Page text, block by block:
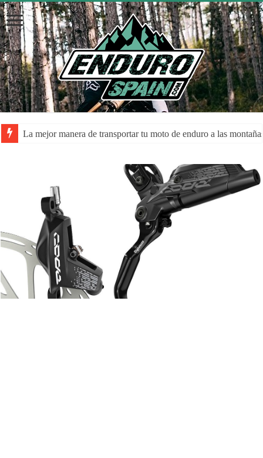
La mejor manera de transportar tu moto de enduro a las
La despolarización mental en el rendimiento de los atletas: una